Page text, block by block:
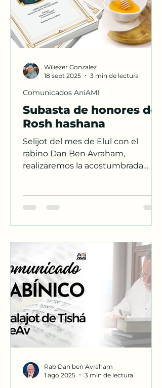
Subasta de honores de
Rosh hashana
Selijot del mes de Elul con el
rabino Dan Ben Avraham,
realizaremos la acostumbrada
Comunicados AniAMI
Wiliezer Gonzalez
18 sept 2025
3 min de lectura
Rab Dan ben Avraham
1 ago 2025
3 min de lectura